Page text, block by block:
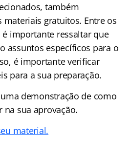
também
materiais gratuitos. Entre os
importante ressaltar que
assuntos específicos para o
é importante verificar
para a sua preparação.
demonstração de como
sua aprovação.
material.